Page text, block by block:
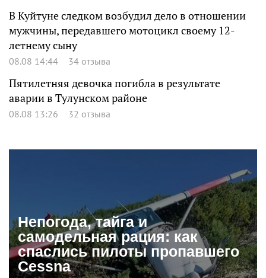
В Куйтуне следком возбудил дело в отношении
мужчины, передавшего мотоцикл своему 12-
летнему сыну
08.08 14:44 34 отзыва
Пятилетняя девочка погибла в результате
аварии в Тулунском районе
08.08 13:26 32 отзыва
Непогода, тайга и
самодельная рация: как
спаслись пилоты пропавшего
Cessna